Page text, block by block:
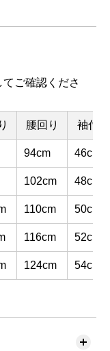
ご確認くださ
腰回り 袖付
94cm 46cm
102cm 48cm
110cm 50cm
116cm 52cm
124cm 54cm